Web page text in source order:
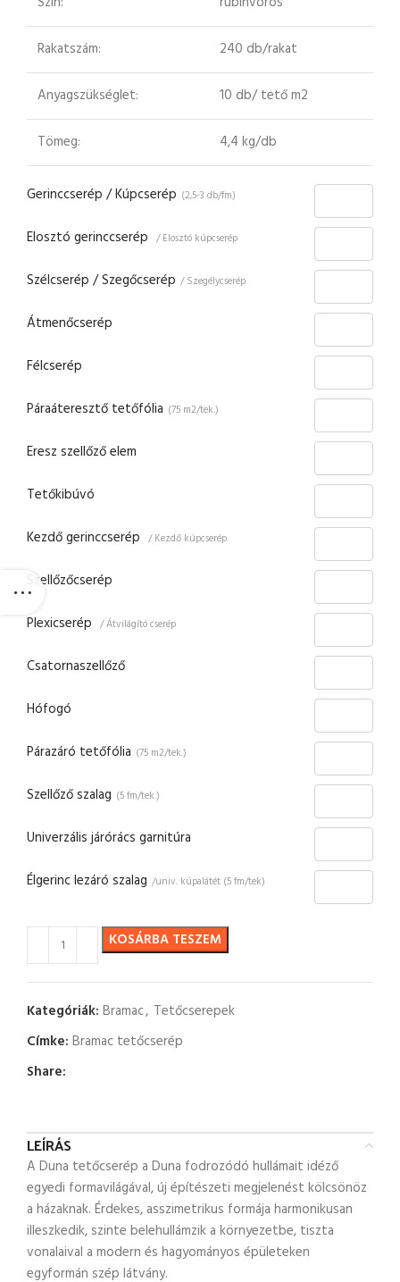
Rakatszám: 240 db/rakat
Anyagszükséglet: 10 db/ tető m2
Tömeg: 4,4 kg/db
Gerinccserép / Kúpcserép (2,5-3 db/fm)
Elosztó gerinccserép / Elosztó kúpcserép
Szélcserép / Szegőcserép / Szegélycserép
Átmenőcserép
Félcserép
Páraáteresztő tetőfólia (75 m2/tek.)
Eresz szellőző elem
Tetőkibúvó
Kezdő gerinccserép / Kezdő kúpcserép
Szellőzőcserép
Plexicserép / Átvilágító cserép
Csatornaszellőző
Hófogó
Párazáró tetőfólia (75 m2/tek.)
Szellőző szalag (5 fm/tek.)
Univerzális járórács garnitúra
Élgerinc lezáró szalag /univ. kúpalátét (5 fm/tek)
KOSÁRBA TESZEM
Kategóriák: Bramac, Tetőcserepek
Címke: Bramac tetőcserép
Share:
LEÍRÁS
A Duna tetőcserép a Duna fodrozódó hullámait idéző
egyedi formavilágával, új építészeti megjelenést kölcsönöz
a házaknak. Érdekes, asszimetrikus formája harmonikusan
illeszkedik, szinte belehullámzik a környezetbe, tiszta
vonalaival a modern és hagyományos épületeken
egyformán szép látvány.